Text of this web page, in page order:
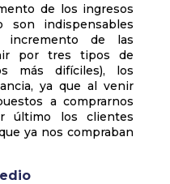
de los ingresos
son indispensables
incremento de las
por tres tipos de
más difíciles), los
ya que al venir
a comprarnos
último los clientes
ya nos compraban